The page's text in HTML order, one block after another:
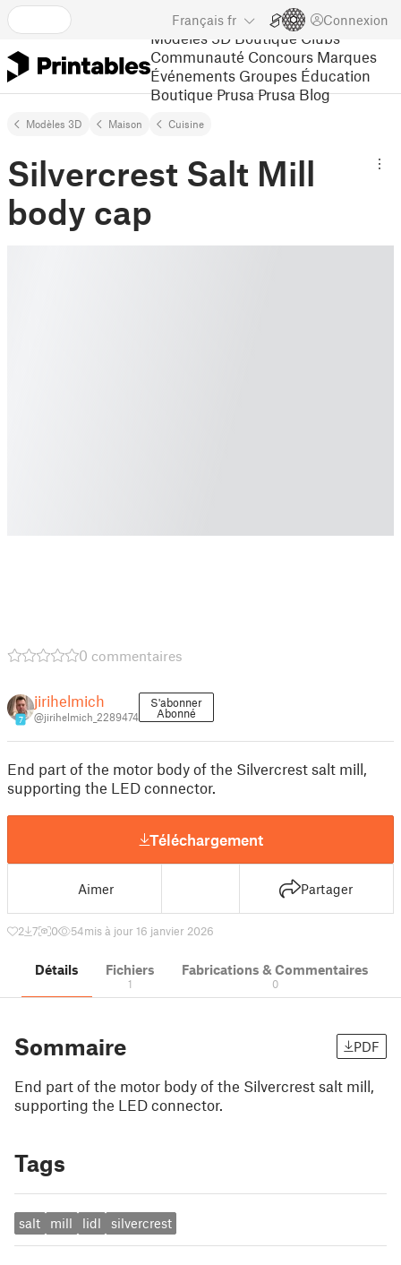
Français fr Connexion
Modèles 3D Boutique Clubs
Communauté Concours Marques
Événements Groupes Éducation
Boutique Prusa Prusa Blog
Modèles 3D Maison Cuisine
Silvercrest Salt Mill
body cap
0 commentaires
7
jirihelmich
@jirihelmich_2289474
S'abonner
Abonné
End part of the motor body of the Silvercrest salt mill,
supporting the LED connector.
Téléchargement
Aimer Partager
2 7 0 54mis à jour 16 janvier 2026
Détails Fichiers
1
Fabrications & Commentaires
0
Sommaire PDF
End part of the motor body of the Silvercrest salt mill,
supporting the LED connector.
Tags
salt mill lidl silvercrest